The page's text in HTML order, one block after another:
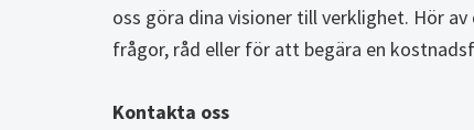
oss göra dina visioner till verklighet. Hör
frågor, råd eller för att begära en
Kontakta oss